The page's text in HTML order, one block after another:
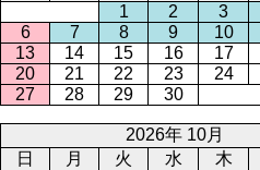
1
2 3
6
7 8 9 10
13
14 15 16 17
20
21 22 23 24
27
28 29 30
2026年 10月
日
月 火 水 木